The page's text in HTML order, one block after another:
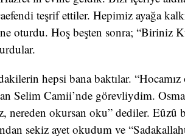
teşrif ettiler. Hepimiz ayağa
oturdu. Hoş beşten sonra; “Biriniz
hepsi bana baktılar.
Selim Camii’nde görevliydim.
nereden okursan oku” dediler. Eûzû
sekiz ayet okudum ve